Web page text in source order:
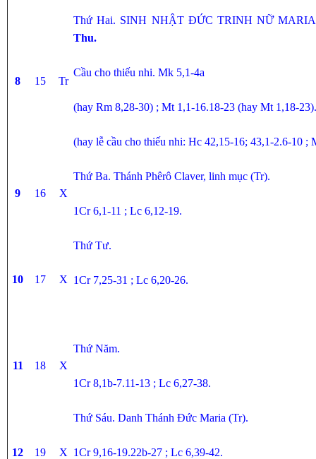
8 15 Tr
Thứ Hai. SINH NHẬT ĐỨC TRINH NỮ
Thu.
Cầu cho thiếu nhi. Mk 5,1-4a
(hay Rm 8,28-30) ; Mt 1,1-16.18-23 (hay Mt 1,18-23).
(hay lễ cầu cho thiếu nhi: Hc 42,15-16; 43,1-2.6-10 ;
9 16 X
Thứ Ba. Thánh Phêrô Claver, linh mục (Tr).
1Cr 6,1-11 ; Lc 6,12-19.
10 17 X
Thứ Tư.
1Cr 7,25-31 ; Lc 6,20-26.
11 18 X
Thứ Năm.
1Cr 8,1b-7.11-13 ; Lc 6,27-38.
12 19 X
Thứ Sáu. Danh Thánh Đức Maria (Tr).
1Cr 9,16-19.22b-27 ; Lc 6,39-42.